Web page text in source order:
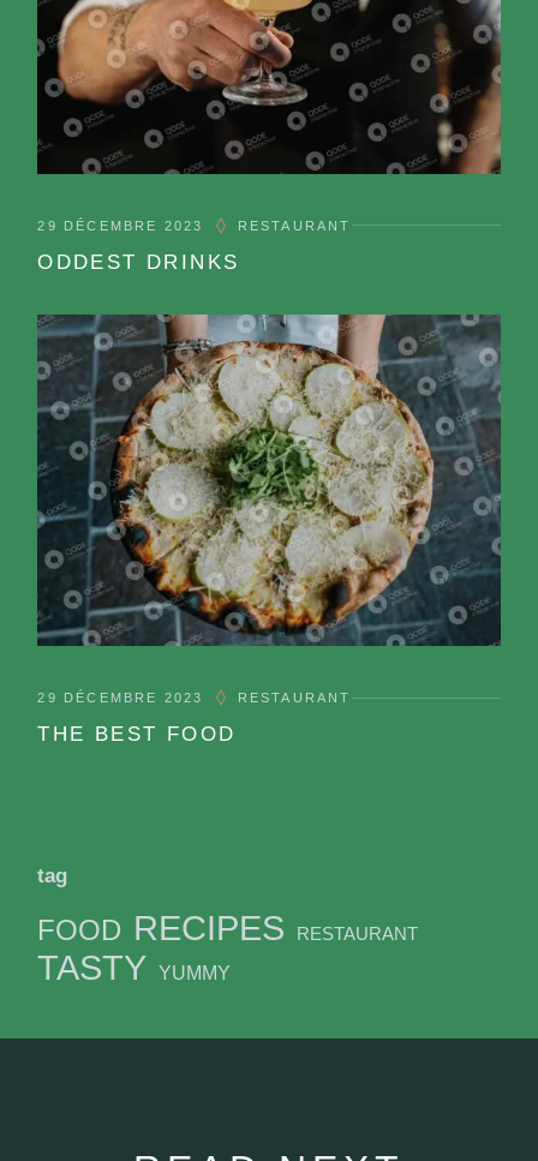
29 DÉCEMBRE 2023 RESTAURANT
ODDEST DRINKS
29 DÉCEMBRE 2023 RESTAURANT
THE BEST FOOD
tag
FOOD RECIPES RESTAURANT
TASTY YUMMY